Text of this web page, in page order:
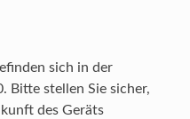
sich in der
Bitte stellen Sie sicher,
des Geräts